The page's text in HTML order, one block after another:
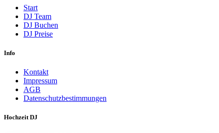
Start
DJ Team
DJ Buchen
DJ Preise
Info
Kontakt
Impressum
AGB
Datenschutzbestimmungen
Hochzeit DJ